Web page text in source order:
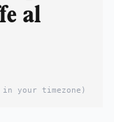
al
your timezone)